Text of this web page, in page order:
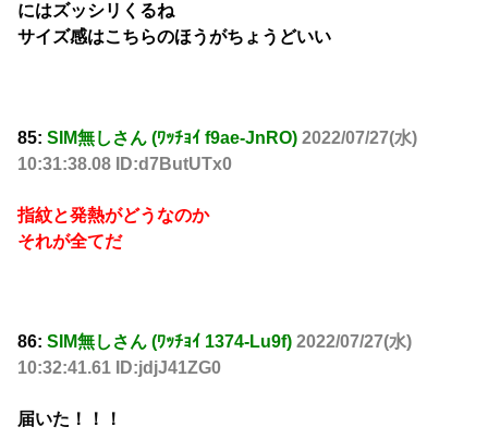
にはズッシリくるね
サイズ感はこちらのほうがちょうどいい
85: SIM無しさん (ﾜｯﾁｮｲ f9ae-JnRO) 2022/07/27(水)
10:31:38.08 ID:d7ButUTx0
指紋と発熱がどうなのか
それが全てだ
86: SIM無しさん (ﾜｯﾁｮｲ 1374-Lu9f) 2022/07/27(水)
10:32:41.61 ID:jdjJ41ZG0
届いた！！！